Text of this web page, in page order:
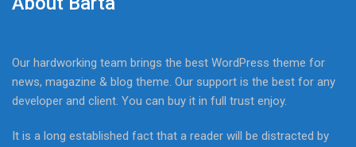
Our hardworking team brings the best WordPress theme for
news, magazine & blog theme. Our support is the best for any
developer and client. You can buy it in full trust enjoy.
It is a long established fact that a reader will be distracted by